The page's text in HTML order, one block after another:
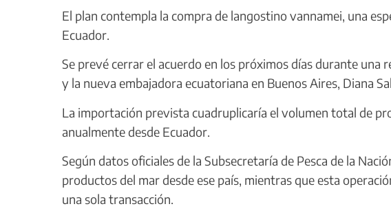
El plan contempla la compra de langostino vannamei, una
Ecuador.
Se prevé cerrar el acuerdo en los próximos días durante
y la nueva embajadora ecuatoriana en Buenos Aires, Diana
La importación prevista cuadruplicaría el volumen total de
anualmente desde Ecuador.
Según datos oficiales de la Subsecretaría de Pesca de la
productos del mar desde ese país, mientras que esta
una sola transacción.